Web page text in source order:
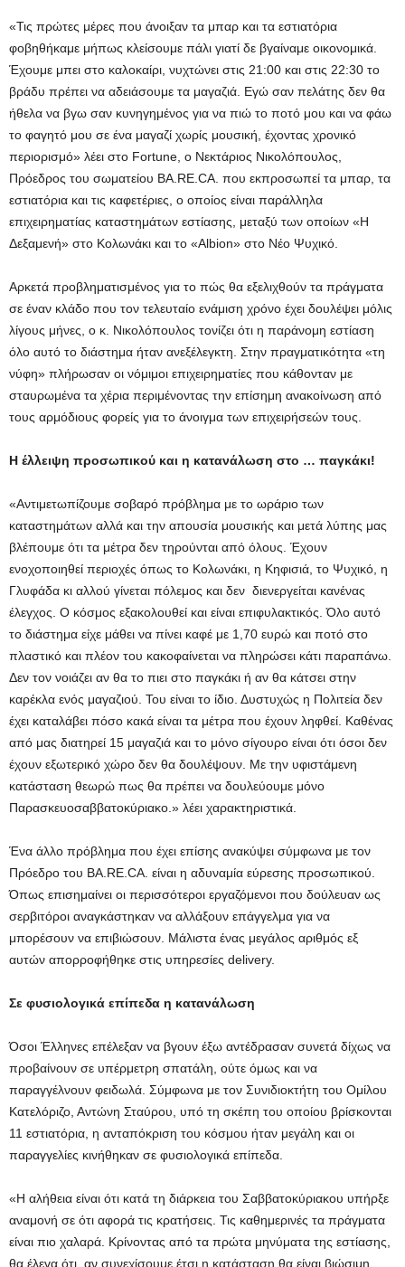
«Τις πρώτες μέρες που άνοιξαν τα μπαρ και τα εστιατόρια
φοβηθήκαμε μήπως κλείσουμε πάλι γιατί δε βγαίναμε οικονομικά.
Έχουμε μπει στο καλοκαίρι, νυχτώνει στις 21:00 και στις 22:30 το
βράδυ πρέπει να αδειάσουμε τα μαγαζιά. Εγώ σαν πελάτης δεν θα
ήθελα να βγω σαν κυνηγημένος για να πιώ το ποτό μου και να φάω
το φαγητό μου σε ένα μαγαζί χωρίς μουσική, έχοντας χρονικό
περιορισμό» λέει στο Fortune, ο Νεκτάριος Νικολόπουλος,
Πρόεδρος του σωματείου BA.RE.CA. που εκπροσωπεί τα μπαρ, τα
εστιατόρια και τις καφετέριες, ο οποίος είναι παράλληλα
επιχειρηματίας καταστημάτων εστίασης, μεταξύ των οποίων «Η
Δεξαμενή» στο Κολωνάκι και το «Albion» στο Νέο Ψυχικό.
Αρκετά προβληματισμένος για το πώς θα εξελιχθούν τα πράγματα
σε έναν κλάδο που τον τελευταίο ενάμιση χρόνο έχει δουλέψει μόλις
λίγους μήνες, ο κ. Νικολόπουλος τονίζει ότι η παράνομη εστίαση
όλο αυτό το διάστημα ήταν ανεξέλεγκτη. Στην πραγματικότητα «τη
νύφη» πλήρωσαν οι νόμιμοι επιχειρηματίες που κάθονταν με
σταυρωμένα τα χέρια περιμένοντας την επίσημη ανακοίνωση από
τους αρμόδιους φορείς για το άνοιγμα των επιχειρήσεών τους.
Η έλλειψη προσωπικού και η κατανάλωση στο … παγκάκι!
«Αντιμετωπίζουμε σοβαρό πρόβλημα με το ωράριο των
καταστημάτων αλλά και την απουσία μουσικής και μετά λύπης μας
βλέπουμε ότι τα μέτρα δεν τηρούνται από όλους. Έχουν
ενοχοποιηθεί περιοχές όπως το Κολωνάκι, η Κηφισιά, το Ψυχικό, η
Γλυφάδα κι αλλού γίνεται πόλεμος και δεν διενεργείται κανένας
έλεγχος. Ο κόσμος εξακολουθεί και είναι επιφυλακτικός. Όλο αυτό
το διάστημα είχε μάθει να πίνει καφέ με 1,70 ευρώ και ποτό στο
πλαστικό και πλέον του κακοφαίνεται να πληρώσει κάτι παραπάνω.
Δεν τον νοιάζει αν θα το πιει στο παγκάκι ή αν θα κάτσει στην
καρέκλα ενός μαγαζιού. Του είναι το ίδιο. Δυστυχώς η Πολιτεία δεν
έχει καταλάβει πόσο κακά είναι τα μέτρα που έχουν ληφθεί. Καθένας
από μας διατηρεί 15 μαγαζιά και το μόνο σίγουρο είναι ότι όσοι δεν
έχουν εξωτερικό χώρο δεν θα δουλέψουν. Με την υφιστάμενη
κατάσταση θεωρώ πως θα πρέπει να δουλεύουμε μόνο
Παρασκευοσαββατοκύριακο.» λέει χαρακτηριστικά.
Ένα άλλο πρόβλημα που έχει επίσης ανακύψει σύμφωνα με τον
Πρόεδρο του BA.RE.CA. είναι η αδυναμία εύρεσης προσωπικού.
Όπως επισημαίνει οι περισσότεροι εργαζόμενοι που δούλευαν ως
σερβιτόροι αναγκάστηκαν να αλλάξουν επάγγελμα για να
μπορέσουν να επιβιώσουν. Μάλιστα ένας μεγάλος αριθμός εξ
αυτών απορροφήθηκε στις υπηρεσίες delivery.
Σε φυσιολογικά επίπεδα η κατανάλωση
Όσοι Έλληνες επέλεξαν να βγουν έξω αντέδρασαν συνετά δίχως να
προβαίνουν σε υπέρμετρη σπατάλη, ούτε όμως και να
παραγγέλνουν φειδωλά. Σύμφωνα με τον Συνιδιοκτήτη του Ομίλου
Κατελόριζο, Αντώνη Σταύρου, υπό τη σκέπη του οποίου βρίσκονται
11 εστιατόρια, η ανταπόκριση του κόσμου ήταν μεγάλη και οι
παραγγελίες κινήθηκαν σε φυσιολογικά επίπεδα.
«Η αλήθεια είναι ότι κατά τη διάρκεια του Σαββατοκύριακου υπήρξε
αναμονή σε ότι αφορά τις κρατήσεις. Τις καθημερινές τα πράγματα
είναι πιο χαλαρά. Κρίνοντας από τα πρώτα μηνύματα της εστίασης,
θα έλεγα ότι, αν συνεχίσουμε έτσι η κατάσταση θα είναι βιώσιμη.